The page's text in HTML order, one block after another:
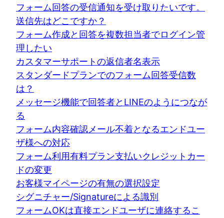
フォーム回答の受信通知を受け取りたいです。
送信先はどこですか？
フォーム作成と回答を複数担当者でログイン管
理したい
カスタマーサポートの返信者名表示
スタンダードプランでのフォーム回答受信数
は？
メッセージ機能で回答者とLINEのようにつなが
る
フォーム内容確認メール不着となるエンドユー
ザ様への対応
フォーム利用有料プラン支払いクレジットカー
ドの変更
お客様マイページの有無の選択設定
シグニチャー/Signatureによる識別
フォームOKは直接エンドユーザに連絡するこ